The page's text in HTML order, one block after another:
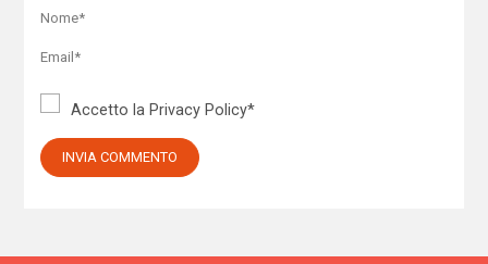
Accetto la Privacy Policy*